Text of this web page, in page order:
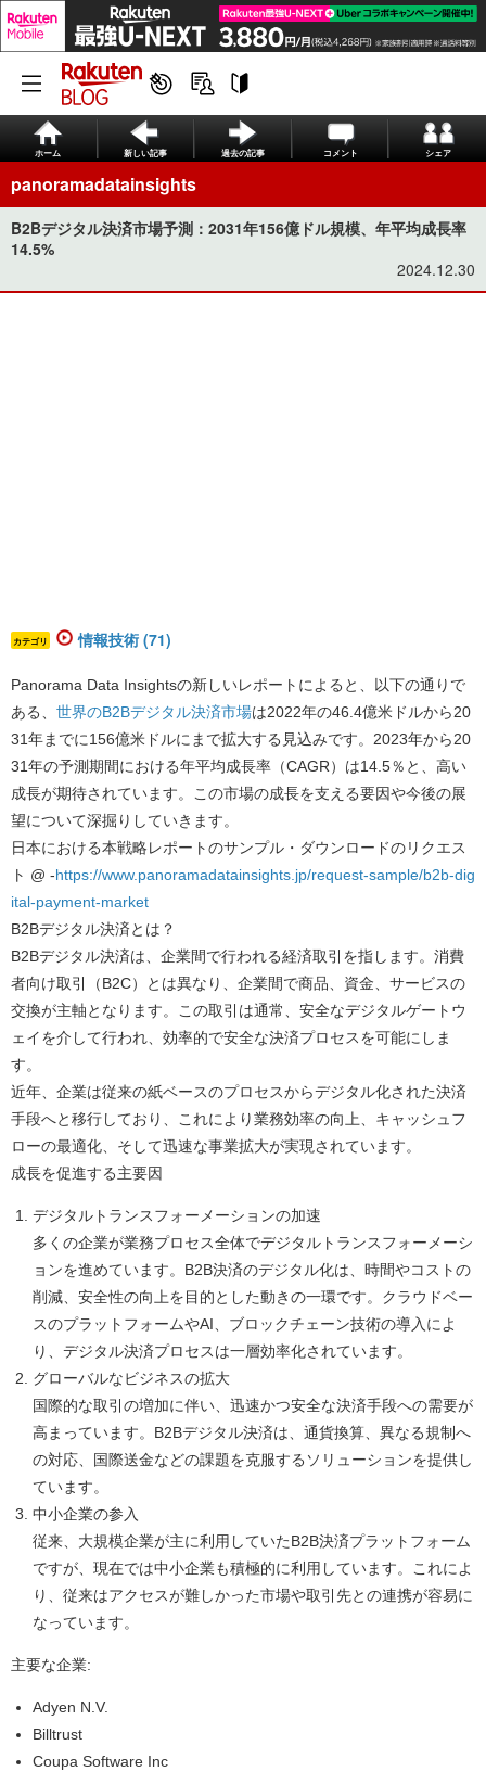
ホーム 新しい記事 過去の記事 コメント シェア
panoramadatainsights
B2Bデジタル決済市場予測：2031年156億ドル規模、年平均成長率
14.5%
2024.12.30
カテゴリ 情報技術 (71)
Panorama Data Insightsの新しいレポートによると、以下の通りで
ある、 世界のB2Bデジタル決済市場は2022年の46.4億米ドルから20
31年までに156億米ドルにまで拡大する見込みです。2023年から20
31年の予測期間における年平均成長率（CAGR）は14.5％と、高い
成長が期待されています。
この市場の成長を支える要因や今後の展
望について深掘りしていきます。
日本における本戦略レポートのサンプル・ダウンロードのリクエス
ト @ -https://www.panoramadatainsights.jp/request-sample/b2b-dig
ital-payment-market
B2Bデジタル決済とは？
B2Bデジタル決済は、企業間で行われる経済取引を指します。消費
者向け取引（B2C）とは異なり、企業間で商品、資金、サービスの
交換が主軸となります。この取引は通常、安全なデジタルゲートウ
ェイを介して行われ、効率的で安全な決済プロセスを可能にしま
す。
近年、企業は従来の紙ベースのプロセスからデジタル化された決済
手段へと移行しており、これにより業務効率の向上、キャッシュフ
ローの最適化、そして迅速な事業拡大が実現されています。
成長を促進する主要因
デジタルトランスフォーメーションの加速
多くの企業が業務プロセス全体でデジタルトランスフォーメーシ
ョンを進めています。B2B決済のデジタル化は、時間やコストの
削減、安全性の向上を目的とした動きの一環です。クラウドベー
スのプラットフォームやAI、ブロックチェーン技術の導入によ
り、デジタル決済プロセスは一層効率化されています。
グローバルなビジネスの拡大
国際的な取引の増加に伴い、迅速かつ安全な決済手段への需要が
高まっています。B2Bデジタル決済は、通貨換算、異なる規制へ
の対応、国際送金などの課題を克服するソリューションを提供し
ています。
中小企業の参入
従来、大規模企業が主に利用していたB2B決済プラットフォーム
ですが、現在では中小企業も積極的に利用しています。これによ
り、従来はアクセスが難しかった市場や取引先との連携が容易に
なっています。
主要な企業:
Adyen N.V.
Billtrust
Coupa Software Inc